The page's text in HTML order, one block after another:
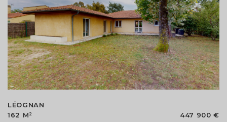
LÉOGNAN
162 M²
447 900 €